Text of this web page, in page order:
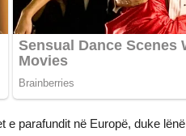
parafundit në Europë, duke